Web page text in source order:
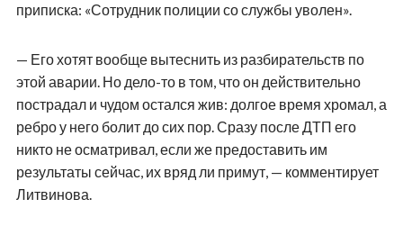
приписка: «Сотрудник полиции со службы уволен».
— Его хотят вообще вытеснить из разбирательств по
этой аварии. Но дело-то в том, что он действительно
пострадал и чудом остался жив: долгое время хромал, а
ребро у него болит до сих пор. Сразу после ДТП его
никто не осматривал, если же предоставить им
результаты сейчас, их вряд ли примут, — комментирует
Литвинова.